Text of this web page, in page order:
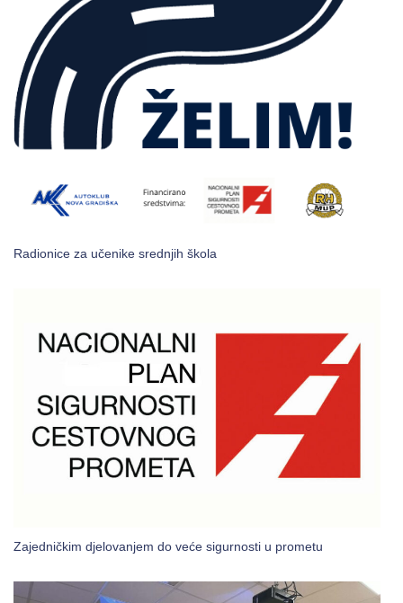
Radionice za učenike srednjih škola
Zajedničkim djelovanjem do veće sigurnosti u prometu